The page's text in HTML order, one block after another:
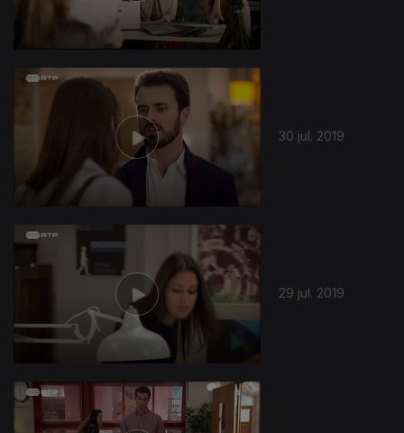
30 jul. 2019
29 jul. 2019
420707